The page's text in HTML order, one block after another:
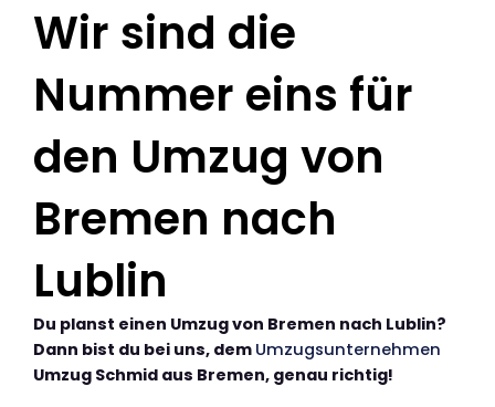
Wir sind die
Nummer eins für
den Umzug von
Bremen nach
Lublin
Du planst einen Umzug von Bremen nach Lublin?
Dann bist du bei uns, dem Umzugsunternehmen
Umzug Schmid aus Bremen, genau richtig!